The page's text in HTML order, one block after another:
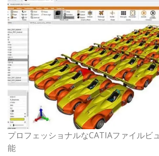
プロフェッショナルなCATIAファイルビ
能